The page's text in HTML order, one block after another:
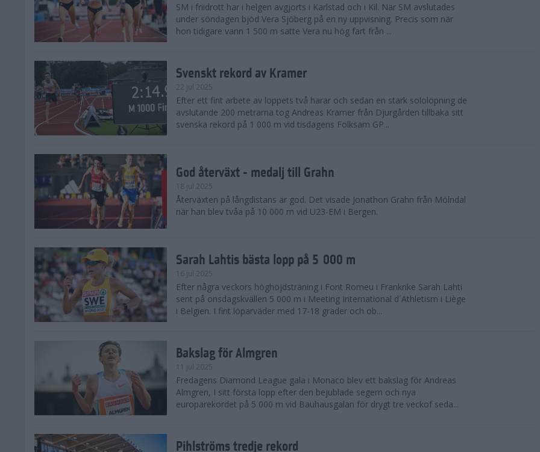
SM i friidrott har i helgen avgjorts i Karlstad och i Kil. När SM avslutades
under söndagen bjöd Vera Sjöberg på en ny uppvisning. Precis som när
hon tidigare vann 1 500 m satte Vera nu hög fart från ...
Svenskt rekord av Kramer
22 jul 2025
Efter ett fint arbete av loppets två harar och sedan en stark sololöpning de
avslutande 200 metrarna tog Andreas Kramer från Djurgården tillbaka sitt
svenska rekord på 1 000 m vid tisdagens Folksam GP...
God återväxt - medalj till Grahn
18 jul 2025
Återväxten på långdistans är god. Det visade Jonathon Grahn från Mölndal
när han blev tvåa på 10 000 m vid U23-EM i Bergen.
Sarah Lahtis bästa lopp på 5 000 m
16 jul 2025
Efter några veckors höghöjdsträning i Font Romeu i Frankrike Sarah Lahti
sent på onsdagskvällen 5 000 m i Meeting International d´Athletism i Liège
i Belgien. I fint löparväder med 17-18 grader och ob...
Bakslag för Almgren
11 jul 2025
Fredagens Diamond League gala i Monaco blev ett bakslag för Andreas
Almgren, I sitt första lopp efter den bejublade segern och nya
europarekordet på 5 000 m vid Bauhausgalan för drygt tre veckof seda...
Pihlströms tredje rekord